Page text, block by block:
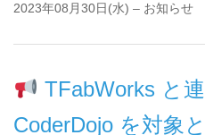
2023年08月30日(水) – お知らせ
TFabWorks と
CoderDojo を対象